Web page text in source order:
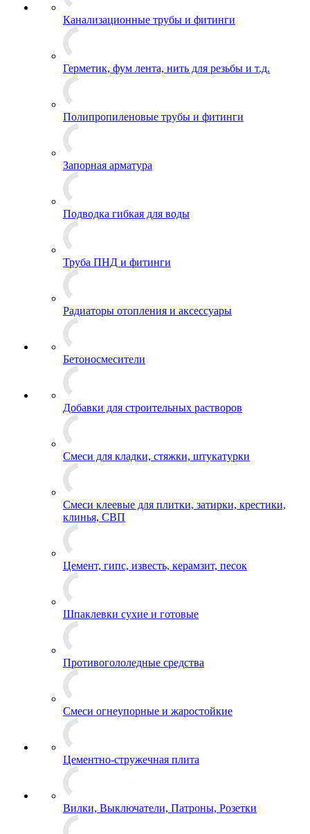
Канализационные трубы и фитинги
Герметик, фум лента, нить для резьбы и т.д.
Полипропиленовые трубы и фитинги
Запорная арматура
Подводка гибкая для воды
Труба ПНД и фитинги
Радиаторы отопления и аксессуары
Бетоносмесители
Добавки для строительных растворов
Смеси для кладки, стяжки, штукатурки
Смеси клеевые для плитки, затирки, крестики,
клинья, СВП
Цемент, гипс, известь, керамзит, песок
Шпаклевки сухие и готовые
Противогололедные средства
Смеси огнеупорные и жаростойкие
Цементно-стружечная плита
Вилки, Выключатели, Патроны, Розетки